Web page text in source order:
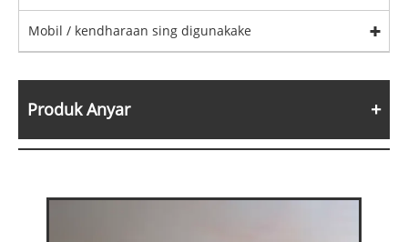
Mobil / kendharaan sing digunakake
Produk Anyar